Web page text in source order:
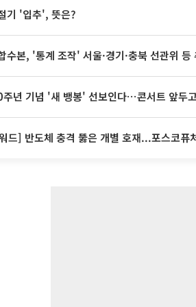
기 '입추', 뜻은?
수본, '통계 조작' 서울·경기·충북 선관위 등
년 기념 '새 뱅봉' 선보인다⋯콘서트 앞두
드] 반도체 충격 뚫은 개별 호재...포스코퓨